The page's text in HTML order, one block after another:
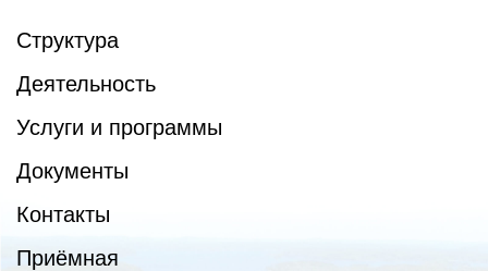
Структура
Деятельность
Услуги и программы
Документы
Контакты
Приёмная